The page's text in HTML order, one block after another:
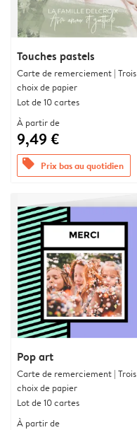
Touches pastels
Carte de remerciement | Trois
choix de papier
Lot de 10 cartes
À partir de
9,49 €
offers Prix bas au quotidien
Pop art
Carte de remerciement | Trois
choix de papier
Lot de 10 cartes
À partir de